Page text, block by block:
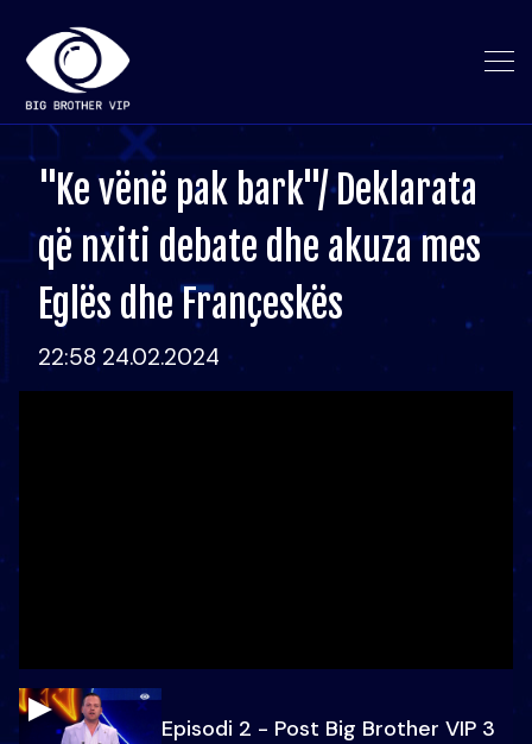
"Ke vënë pak bark"/ Deklarata
që nxiti debate dhe akuza mes
Eglës dhe Françeskës
22:58 24.02.2024
Episodi 2 - Post Big Brother VIP 3